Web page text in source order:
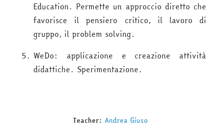
Education. Permette un approccio diretto che
favorisce il pensiero critico, il lavoro di
gruppo, il problem solving.
WeDo: applicazione e creazione attività
didattiche. Sperimentazione.
Teacher: Andrea Giuso